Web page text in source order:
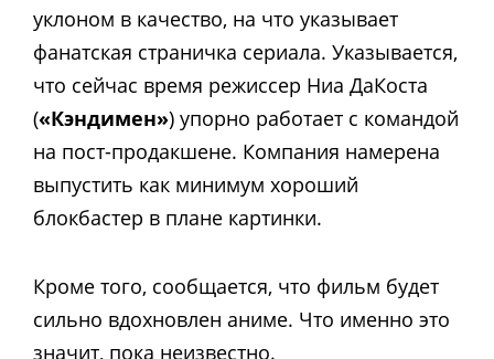
уклоном в качество, на что указывает
фанатская страничка сериала. Указывается,
что сейчас время режиссер Ниа ДаКоста
(«Кэндимен») упорно работает с командой
на пост-продакшене. Компания намерена
выпустить как минимум хороший
блокбастер в плане картинки.
Кроме того, сообщается, что фильм будет
сильно вдохновлен аниме. Что именно это
значит, пока неизвестно.